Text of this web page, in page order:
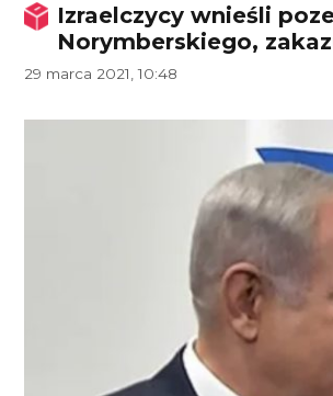
Izraelczycy wnieśli
Norymberskiego,
29 marca 2021, 10:48